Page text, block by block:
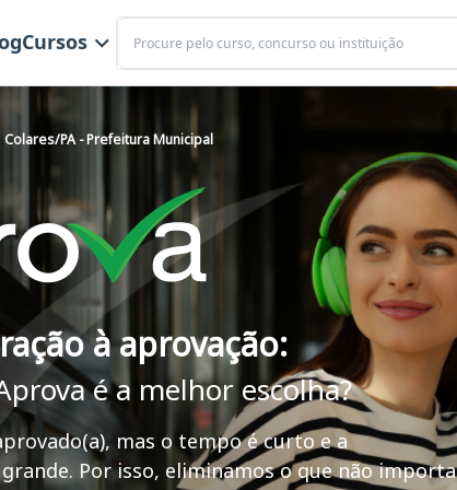
Cursos
Buscar
Colares/PA - Prefeitura Municipal
à aprovação:
é a melhor escolha?
mas o tempo é curto e a
Por isso, eliminamos o que não importa